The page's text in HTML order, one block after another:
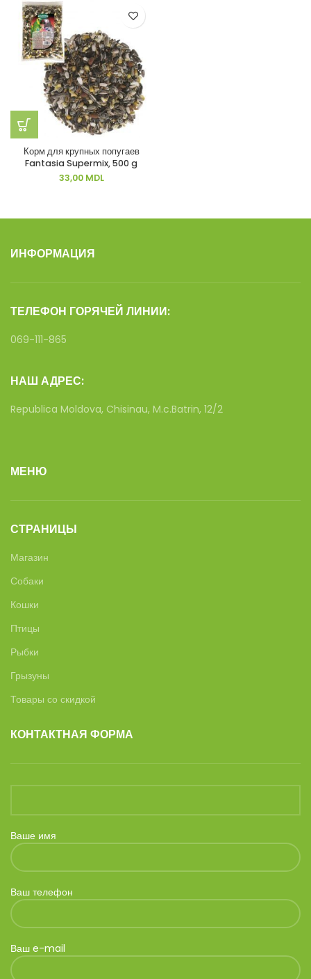
Корм для крупных попугаев
Fantasia Supermix, 500 g
33,00 MDL
ИНФОРМАЦИЯ
ТЕЛЕФОН ГОРЯЧЕЙ ЛИНИИ:
069-111-865
НАШ АДРЕС:
Republica Moldova, Chisinau, M.c.Batrin, 12/2
МЕНЮ
СТРАНИЦЫ
Магазин
Собаки
Кошки
Птицы
Рыбки
Грызуны
Товары со скидкой
КОНТАКТНАЯ ФОРМА
Ваше имя
Ваш телефон
Ваш e-mail